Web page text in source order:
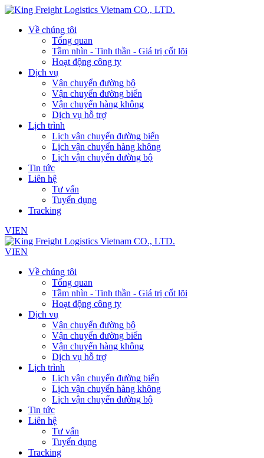
Về chúng tôi
Tổng quan
Tầm nhìn - Tinh thần - Giá trị cốt lõi
Hoạt động công ty
Dịch vụ
Vận chuyển đường bộ
Vận chuyển đường biển
Vận chuyển hàng không
Dịch vụ hỗ trợ
Lịch trình
Lịch vận chuyển đường biển
Lịch vận chuyển hàng không
Lịch vận chuyển đường bộ
Tin tức
Liên hệ
Tư vấn
Tuyển dụng
Tracking
VIEN
VIEN
Về chúng tôi
Tổng quan
Tầm nhìn - Tinh thần - Giá trị cốt lõi
Hoạt động công ty
Dịch vụ
Vận chuyển đường bộ
Vận chuyển đường biển
Vận chuyển hàng không
Dịch vụ hỗ trợ
Lịch trình
Lịch vận chuyển đường biển
Lịch vận chuyển hàng không
Lịch vận chuyển đường bộ
Tin tức
Liên hệ
Tư vấn
Tuyển dụng
Tracking